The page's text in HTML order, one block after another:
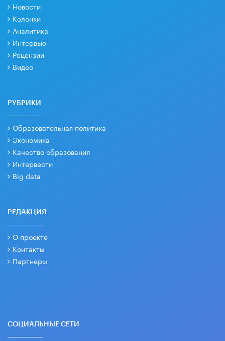
Новости
Колонки
Аналитика
Интервью
Рецензии
Видео
РУБРИКИ
Образовательная политика
Экономика
Качество образования
Интервести
Big data
РЕДАКЦИЯ
О проекте
Контакты
Партнеры
СОЦИАЛЬНЫЕ СЕТИ